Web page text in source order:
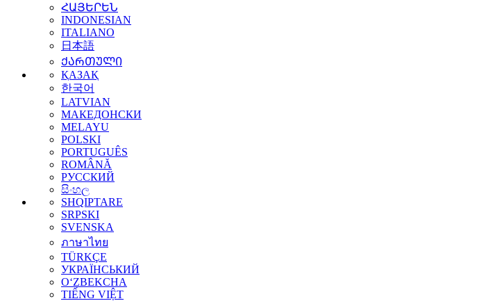
ՀԱՅԵՐԵՆ
INDONESIAN
ITALIANO
日本語
ᲥᲐᲠᲗᲣᲚᲘ
ҚАЗАҚ
한국어
LATVIAN
МАКЕДОНСКИ
MELAYU
POLSKI
PORTUGUÊS
ROMÂNĂ
РУССКИЙ
සිංහල
SHQIPTARE
SRPSKI
SVENSKA
ภาษาไทย
TÜRKÇE
УКРАЇНСЬКИЙ
O‘ZBEKCHA
TIẾNG VIỆT